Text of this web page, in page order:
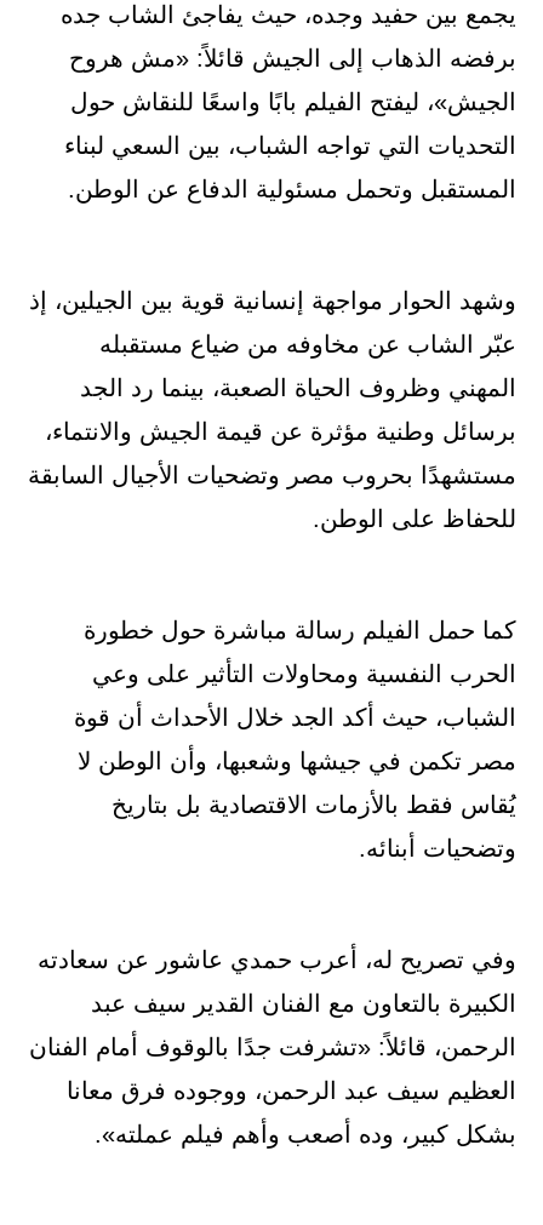
يجمع بين حفيد وجده، حيث يفاجئ الشاب جده
برفضه الذهاب إلى الجيش قائلاً: «مش هروح
الجيش»، ليفتح الفيلم بابًا واسعًا للنقاش حول
التحديات التي تواجه الشباب، بين السعي لبناء
المستقبل وتحمل مسئولية الدفاع عن الوطن.
وشهد الحوار مواجهة إنسانية قوية بين الجيلين، إذ
عبّر الشاب عن مخاوفه من ضياع مستقبله
المهني وظروف الحياة الصعبة، بينما رد الجد
برسائل وطنية مؤثرة عن قيمة الجيش والانتماء،
مستشهدًا بحروب مصر وتضحيات الأجيال السابقة
للحفاظ على الوطن.
كما حمل الفيلم رسالة مباشرة حول خطورة
الحرب النفسية ومحاولات التأثير على وعي
الشباب، حيث أكد الجد خلال الأحداث أن قوة
مصر تكمن في جيشها وشعبها، وأن الوطن لا
يُقاس فقط بالأزمات الاقتصادية بل بتاريخ
وتضحيات أبنائه.
وفي تصريح له، أعرب حمدي عاشور عن سعادته
الكبيرة بالتعاون مع الفنان القدير سيف عبد
الرحمن، قائلاً: «تشرفت جدًا بالوقوف أمام الفنان
العظيم سيف عبد الرحمن، ووجوده فرق معانا
بشكل كبير، وده أصعب وأهم فيلم عملته».